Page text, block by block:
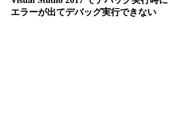
エラーが出てデバッグ実行できない